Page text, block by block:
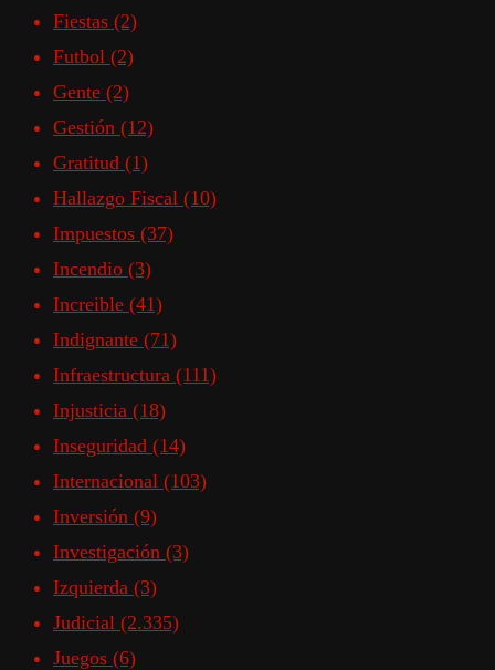
Fiestas (2)
Futbol (2)
Gente (2)
Gestión (12)
Gratitud (1)
Hallazgo Fiscal (10)
Impuestos (37)
Incendio (3)
Increible (41)
Indignante (71)
Infraestructura (111)
Injusticia (18)
Inseguridad (14)
Internacional (103)
Inversión (9)
Investigación (3)
Izquierda (3)
Judicial (2.335)
Juegos (6)